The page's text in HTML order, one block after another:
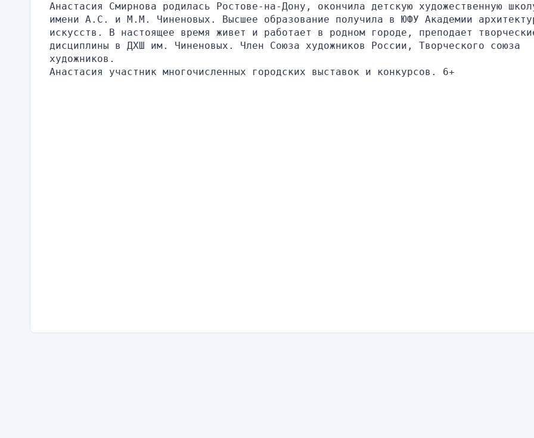
Анастасия Смирнова родилась Ростове-на-Дону, окончила детскую художественную
имени А.С. и М.М. Чиненовых. Высшее образование получила в ЮФУ Академии
искусств. В настоящее время живет и работает в родном городе, преподает
дисциплины в ДХШ им. Чиненовых. Член Союза художников России, Творческого союза
художников.
Анастасия участник многочисленных городских выставок и конкурсов. 6+